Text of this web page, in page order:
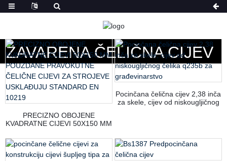
PROIZVODI
ZAVARENA ČELIČNA CIJEV
PRECIZNO OBOJENE
KVADRATNE CIJEVI 50X150 MM
ČELIČNE CIJEVI ZA STROJEVE
USKLAĐUJU STANDARD EN
10219
Pocinčana čelična cijev 2,38 inča
za skele, cijev od niskougljičnog